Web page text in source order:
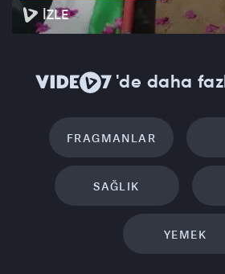
İZLE
'de daha
FRAGMANLAR
SAĞLIK
YEMEK